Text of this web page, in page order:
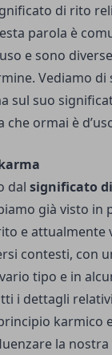
di rito
parola è
e sono
Vediamo
sul suo
che ormai è
dal significato
già visto in
e attualmente
contesti, con
tipo e in
i dettagli
karmico
la